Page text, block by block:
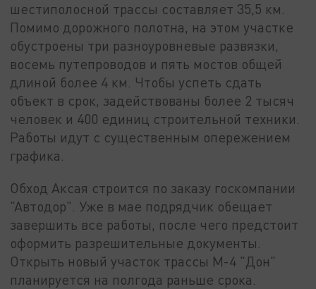
шестиполосной трассы составляет 35,5 км.
Помимо дорожного полотна, на этом участке
обустроены три разноуровневые развязки,
восемь путепроводов и пять мостов общей
длиной более 4 км. Чтобы успеть сдать
объект в срок, задействованы более 2 тысяч
человек и 400 единиц строительной техники.
Работы идут с существенным опережением
графика.
Обход Аксая строится по заказу госкомпании
"Автодор". Уже в мае подрядчик обещает
завершить все работы, после чего предстоит
оформить разрешительные документы.
Открыть новый участок трассы М-4 "Дон"
планируется на полгода раньше срока.